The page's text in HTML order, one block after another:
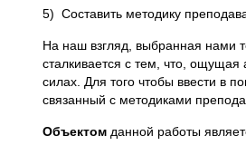
5) Составить методику
На наш взгляд, выбранная нами
сталкивается с тем, что, ощущая
силах. Для того чтобы ввести в
связанный с методиками
Объектом данной работы